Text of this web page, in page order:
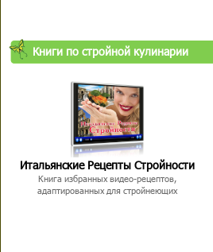
Книги по стройной кулинарии
Итальянские Рецепты Стройности
Книга избранных видео-рецептов,
адаптированных для стройнеющих